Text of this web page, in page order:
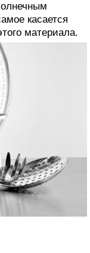
касается
материала.